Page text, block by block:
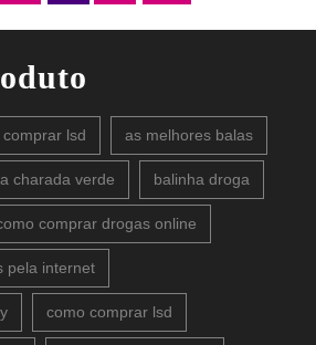
lsd as melhores balas
charada verde balinha droga
comprar drogas online
pela internet
como comprar lsd